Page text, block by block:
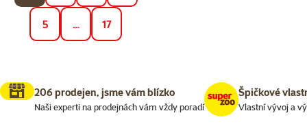
5 … 17
206 prodejen, jsme vám blízko
Naši experti na prodejnách vám vždy poradí
Špičkové
Vlastní vývoj a